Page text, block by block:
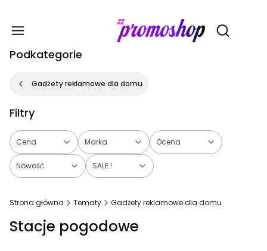
Otwórz
Podkategorie
Gadżety reklamowe dla domu
Filtry
Cena Marka Ocena
Nowość SALE !
Strona główna Tematy Gadżety reklamowe dla domu
Stacje pogodowe